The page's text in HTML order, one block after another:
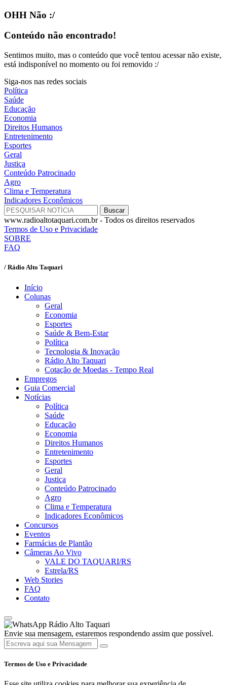
OHH Não :/
Conteúdo não encontrado!
Sentimos muito, mas o conteúdo que você tentou acessar não existe,
está indisponível no momento ou foi removido :/
Siga-nos nas redes sociais
Política
Saúde
Educação
Economia
Direitos Humanos
Entretenimento
Esportes
Geral
Justiça
Conteúdo Patrocinado
Agro
Clima e Temperatura
Indicadores Econômicos
www.radioaltotaquari.com.br - Todos os direitos reservados
Termos de Uso e Privacidade
SOBRE
FAQ
/ Rádio Alto Taquari
Início
Colunas
Geral
Economia
Esportes
Saúde & Bem-Estar
Política
Tecnologia & Inovação
Rádio Alto Taquari
Cotação de Moedas - Tempo Real
Empregos
Guia Comercial
Notícias
Política
Saúde
Educação
Economia
Direitos Humanos
Entretenimento
Esportes
Geral
Justiça
Conteúdo Patrocinado
Agro
Clima e Temperatura
Indicadores Econômicos
Concursos
Eventos
Farmácias de Plantão
Câmeras Ao Vivo
VALE DO TAQUARI/RS
Estrela/RS
Web Stories
FAQ
Contato
Rádio Alto Taquari
Envie sua mensagem, estaremos respondendo assim que possível.
Termos de Uso e Privacidade